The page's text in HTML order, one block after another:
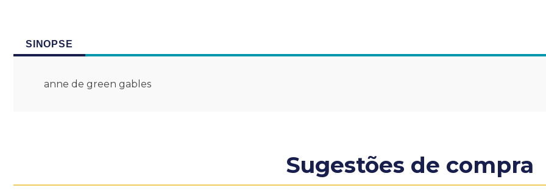
SINOPSE
anne de green gables
Sugestões de compra